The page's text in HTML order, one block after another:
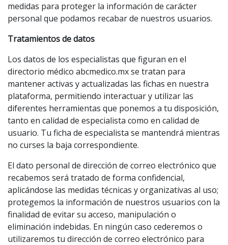
medidas para proteger la información de carácter
personal que podamos recabar de nuestros usuarios.
Tratamientos de datos
Los datos de los especialistas que figuran en el
directorio médico abcmedico.mx se tratan para
mantener activas y actualizadas las fichas en nuestra
plataforma, permitiendo interactuar y utilizar las
diferentes herramientas que ponemos a tu disposición,
tanto en calidad de especialista como en calidad de
usuario. Tu ficha de especialista se mantendrá mientras
no curses la baja correspondiente.
El dato personal de dirección de correo electrónico que
recabemos será tratado de forma confidencial,
aplicándose las medidas técnicas y organizativas al uso;
protegemos la información de nuestros usuarios con la
finalidad de evitar su acceso, manipulación o
eliminación indebidas. En ningún caso cederemos o
utilizaremos tu dirección de correo electrónico para